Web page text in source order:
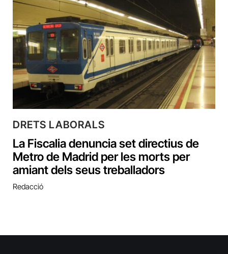
DRETS LABORALS
La Fiscalia denuncia set directius de
Metro de Madrid per les morts per
amiant dels seus treballadors
Redacció